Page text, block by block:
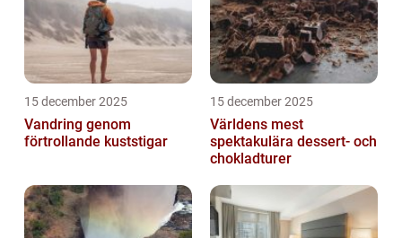
15 december 2025
Vandring genom
förtrollande kuststigar
15 december 2025
Världens mest
spektakulära dessert- och
chokladturer